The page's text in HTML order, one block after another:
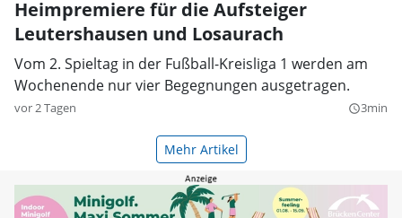
Heimpremiere für die Aufsteiger
Leutershausen und Losaurach
Vom 2. Spieltag in der Fußball-Kreisliga 1 werden am
Wochenende nur vier Begegnungen ausgetragen.
vor 2 Tagen query_builder3min
Mehr Artikel